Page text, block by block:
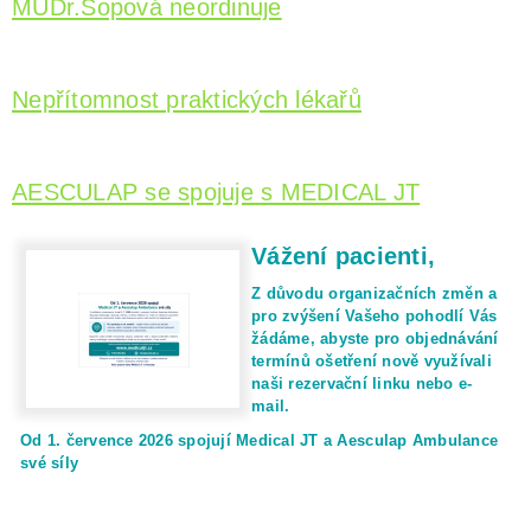
MUDr.Šopová neordinuje
Nepřítomnost praktických lékařů
AESCULAP se spojuje s MEDICAL JT
Vážení pacienti,
Z důvodu organizačních změn a
pro zvýšení Vašeho pohodlí Vás
žádáme, abyste pro objednávání
termínů ošetření nově využívali
naši rezervační linku nebo e-
mail.
Od 1. července 2026 spojují Medical JT a Aesculap Ambulance
své síly